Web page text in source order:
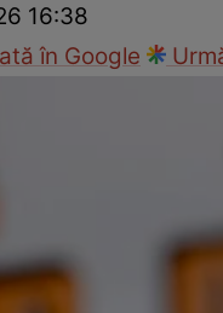
16:38
în Google